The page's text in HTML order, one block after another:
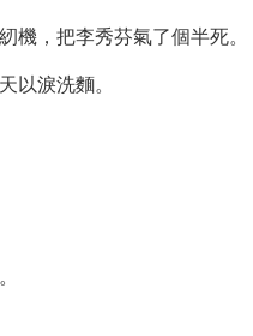
機，把李秀芬氣了個半死。
以淚洗麵。